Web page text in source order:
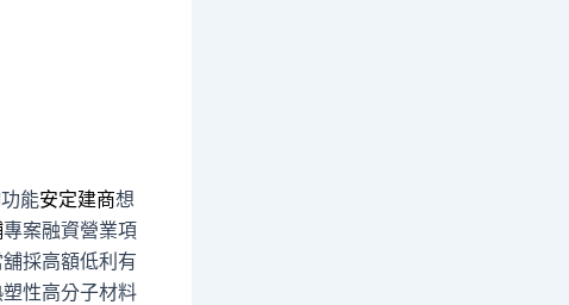
能安定建商想
專案融資營業項
採高額低利有
性高分子材料